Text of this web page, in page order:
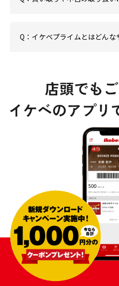
Q：イケベプライムとはどんな